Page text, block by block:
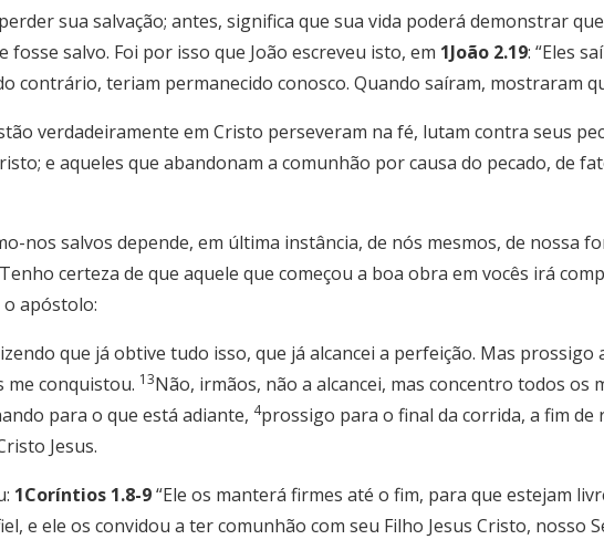
sua salvação; antes, significa que sua vida poderá demonstrar
salvo. Foi por isso que João escreveu isto, em 1João 2.19: “Eles
contrário, teriam permanecido conosco. Quando saíram, mostraram
verdadeiramente em Cristo perseveram na fé, lutam contra seus
e aqueles que abandonam a comunhão por causa do pecado, de
nos salvos depende, em última instância, de nós mesmos, de nossa
certeza de que aquele que começou a boa obra em vocês irá
o apóstolo:
que já obtive tudo isso, que já alcancei a perfeição. Mas prossigo
me conquistou. 13Não, irmãos, não a alcancei, mas concentro todos os
para o que está adiante, 4prossigo para o final da corrida, a fim de
Jesus.
1Coríntios 1.8-9“Ele os manterá firmes até o fim, para que estejam
e ele os convidou a ter comunhão com seu Filho Jesus Cristo, nosso